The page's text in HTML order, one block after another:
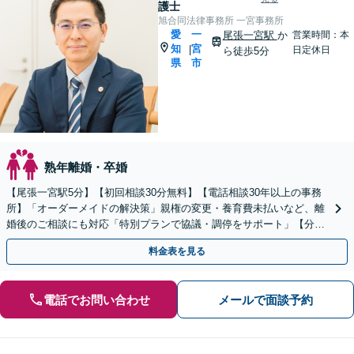
護士
旭合同法律事務所 一宮事務所
愛
知
県
|
一
宮
市
尾張一宮駅 か
ら徒歩5分
営業時間：本
日定休日
熟年離婚・卒婚
【尾張一宮駅5分】【初回相談30分無料】【電話相談30年以上の事務
所】「オーダーメイドの解決策」親権の変更・養育費未払いなど、離
婚後のご相談にも対応「特別プランで協議・調停をサポート」【分割
払い可】【完全個室制】【子連れ相談OK】
料金表を見る
電話でお問い合わせ メールで面談予約